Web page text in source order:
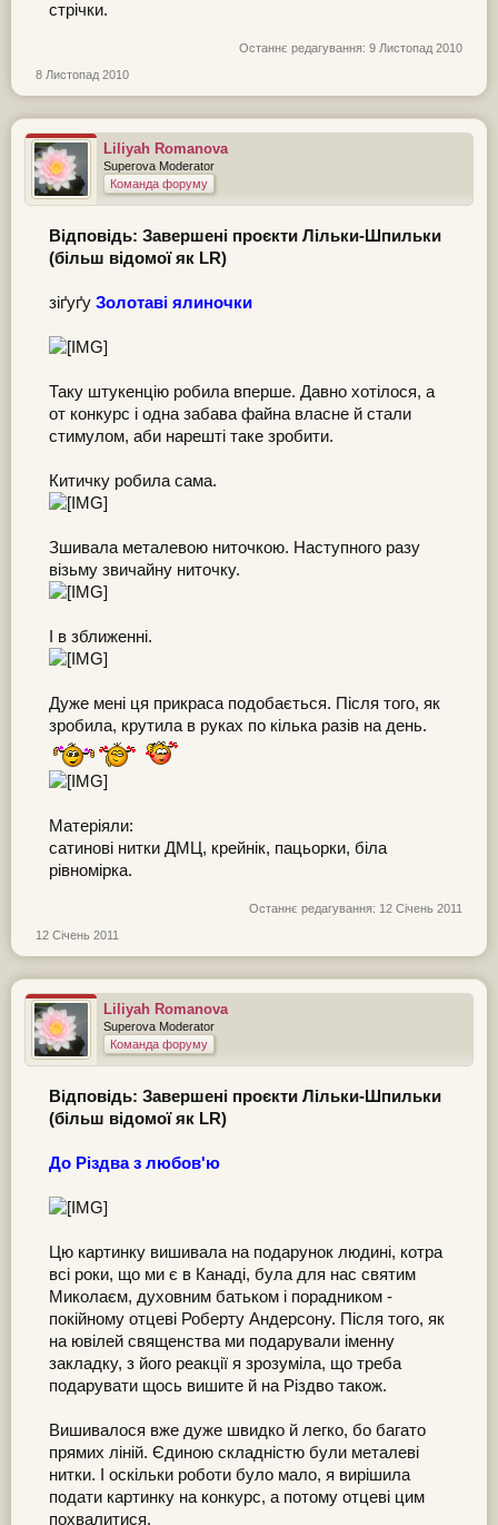
стрічки.
Останнє редагування: 9 Листопад 2010
8 Листопад 2010
Liliyah Romanova
Superova Moderator
Команда форуму
Відповідь: Завершені проєкти Лільки-Шпильки
(більш відомої як LR)
зіґуґу Золотаві ялиночки
Таку штукенцію робила вперше. Давно хотілося, а
от конкурс і одна забава файна власне й стали
стимулом, аби нарешті таке зробити.
Китичку робила сама.
Зшивала металевою ниточкою. Наступного разу
візьму звичайну ниточку.
І в зближенні.
Дуже мені ця прикраса подобається. Після того, як
зробила, крутила в руках по кілька разів на день.
Матеріяли:
сатинові нитки ДМЦ, крейнік, пацьорки, біла
рівномірка.
Останнє редагування: 12 Січень 2011
12 Січень 2011
Liliyah Romanova
Superova Moderator
Команда форуму
Відповідь: Завершені проєкти Лільки-Шпильки
(більш відомої як LR)
До Різдва з любов'ю
Цю картинку вишивала на подарунок людині, котра
всі роки, що ми є в Канаді, була для нас святим
Миколаєм, духовним батьком і порадником -
покійному отцеві Роберту Андерсону. Після того, як
на ювілей священства ми подарували іменну
закладку, з його реакції я зрозуміла, що треба
подарувати щось вишите й на Різдво також.
Вишивалося вже дуже швидко й легко, бо багато
прямих ліній. Єдиною складністю були металеві
нитки. І оскільки роботи було мало, я вирішила
подати картинку на конкурс, а потому отцеві цим
похвалитися.